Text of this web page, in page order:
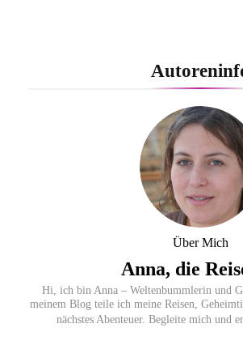
Trip.com Group und Seat
globale strategische
Wildfluss, Thermenbach und
Bayern zeigt seine
sommerliche Ausflugsziele,
außergewöhnlich
Über Mich
Anna, die
Hi, ich bin Anna – Weltenbummlerin und
meinem Blog teile ich meine Reisen,
nächstes Abenteuer. Begleite mich und